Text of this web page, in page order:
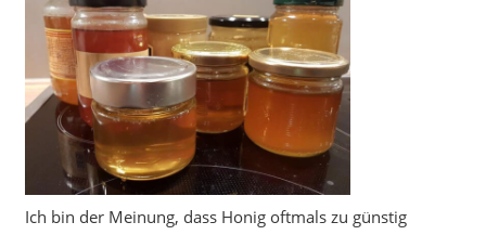
Ich bin der Meinung, dass Honig oftmals zu günstig